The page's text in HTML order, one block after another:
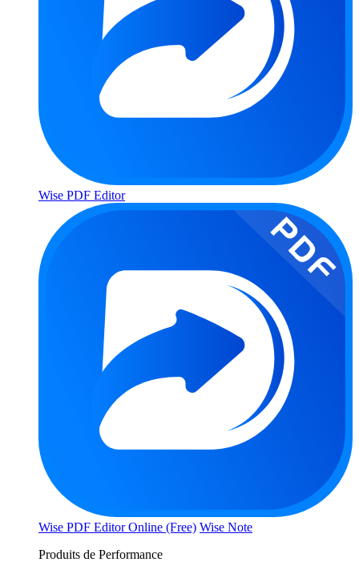
Wise PDF Editor
Wise PDF Editor Online (Free) Wise Note
Produits de Performance